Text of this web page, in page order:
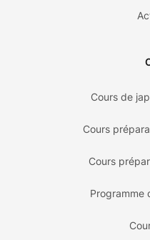
Cours de
Cours
Cours
Programme